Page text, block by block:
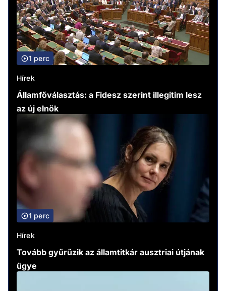
1 perc
Hírek
Államfőválasztás: a Fidesz szerint illegitim lesz
az új elnök
1 perc
Hírek
Tovább gyűrűzik az államtitkár ausztriai útjának
ügye